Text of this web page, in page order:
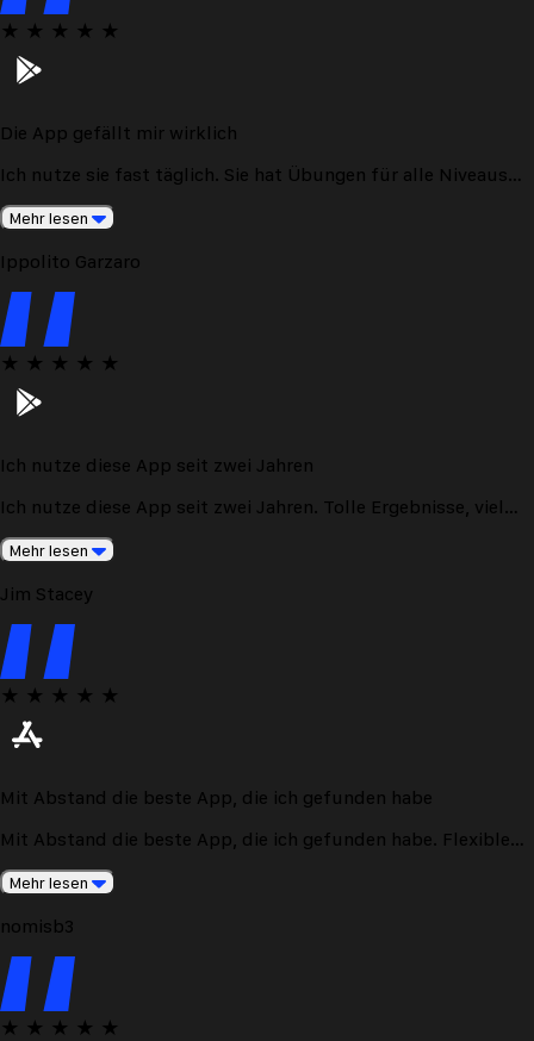
★ ★ ★ ★ ★
Die App gefällt mir wirklich
Ich nutze sie fast täglich. Sie hat Übungen für alle Niveaus
Mehr lesen
Ippolito Garzaro
★ ★ ★ ★ ★
Ich nutze diese App seit zwei Jahren
Ich nutze diese App seit zwei Jahren. Tolle Ergebnisse, viel
Mehr lesen
Jim Stacey
★ ★ ★ ★ ★
Mit Abstand die beste App, die ich gefunden habe
Mit Abstand die beste App, die ich gefunden habe. Flexible
Mehr lesen
nomisb3
★ ★ ★ ★ ★